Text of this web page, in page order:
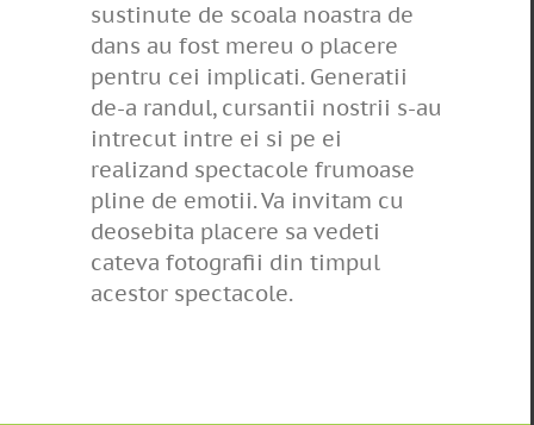
sustinute de scoala noastra de
dans au fost mereu o placere
pentru cei implicati. Generatii
de-a randul, cursantii nostrii s-au
intrecut intre ei si pe ei
realizand spectacole frumoase
pline de emotii. Va invitam cu
deosebita placere sa vedeti
cateva fotografii din timpul
acestor spectacole.